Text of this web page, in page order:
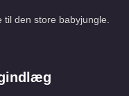
til den store babyjungle.